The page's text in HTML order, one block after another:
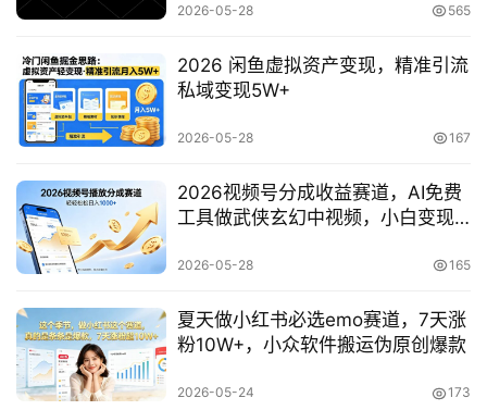
冒
网
缘
创
业
网
2026-05-28 565
2026 闲鱼虚拟资产变现，精准引流
私域变现5W+
2026-05-28 167
2026视频号分成收益赛道，AI免费
工具做武侠玄幻中视频，小白变现
2026-05-28 165
夏天做小红书必选emo赛道，7天涨
粉10W+，小众软件搬运伪原创爆款
2026-05-24 173